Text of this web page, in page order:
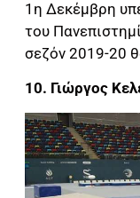
1η Δεκέμβρη
του
σεζόν 2019-20
10. Γιώργος